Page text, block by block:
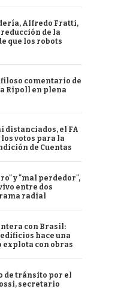
Alfredo Fratti,
de la
que los robots
filoso comentario de
Ripoll en plena
distanciados, el FA
votos para la
de Cuentas
y "mal perdedor",
entre dos
radial
con Brasil:
hace una
explota con obras
de tránsito por el
secretario